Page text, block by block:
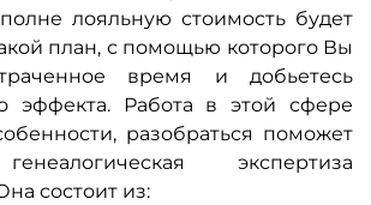
лояльную стоимость будет
план, с помощью которого Вы
время и добьетесь
эффекта. Работа в этой сфере
разобраться поможет
экспертиза
состоит из: